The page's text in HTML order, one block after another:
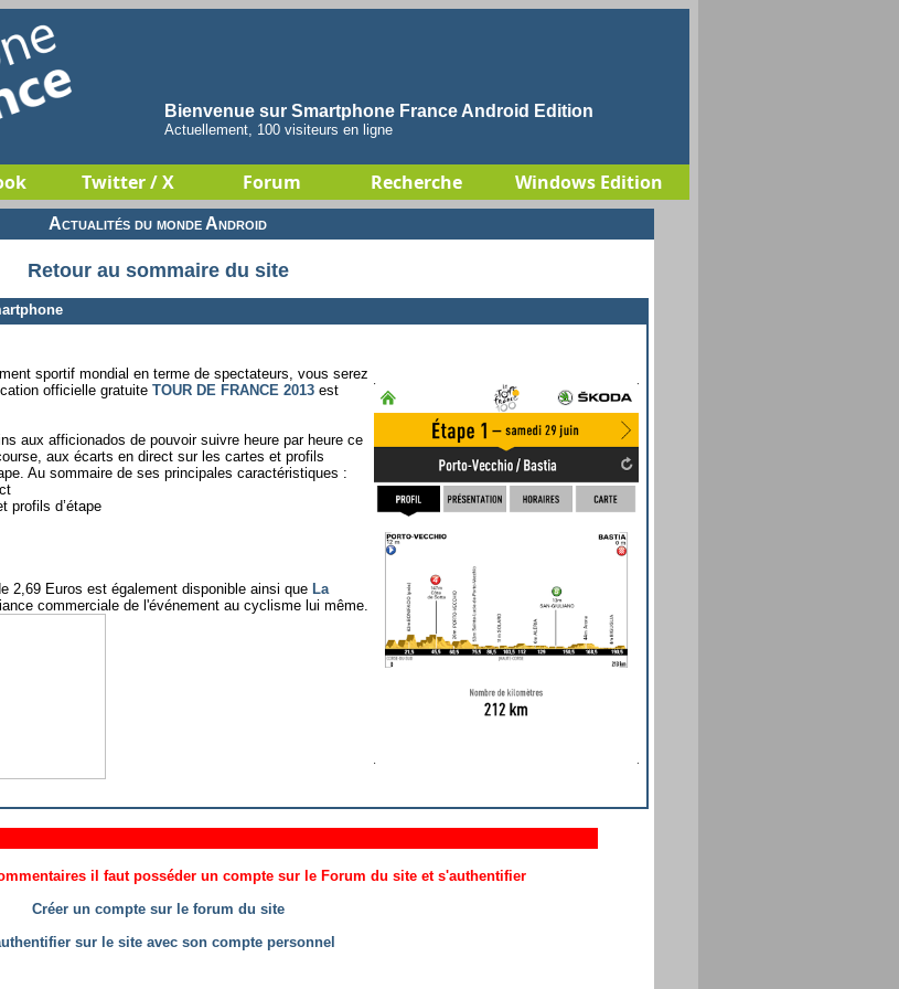
Bienvenue sur Smartphone France Android Edition
Actuellement, 100 visiteurs en ligne
Twitter / X Forum Recherche Windows Edition
Actualités du monde Android
Retour au sommaire du site
sportif mondial en terme de spectateurs, vous serez
officielle gratuite TOUR DE FRANCE 2013 est
aux afficionados de pouvoir suivre heure par heure ce
aux écarts en direct sur les cartes et profils
Au sommaire de ses principales caractéristiques :
profils d’étape
2,69 Euros est également disponible ainsi que La
commerciale de l'événement au cyclisme lui même.
il faut posséder un compte sur le Forum du site et s'authentifier
Créer un compte sur le forum du site
sur le site avec son compte personnel